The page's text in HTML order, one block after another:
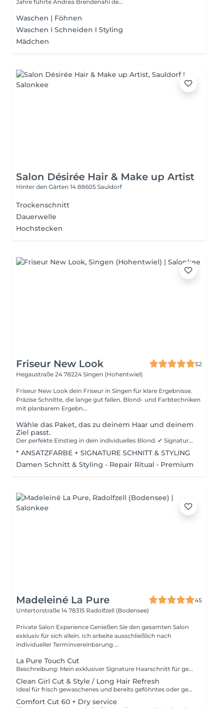
Jahre führte Andrea Brendenahl de...
Waschen | Föhnen
Waschen I Schneiden I Styling
Mädchen
Salon Désirée Hair & Make up Artist
Hinter den Gärten 14 88605 Sauldorf
Trockenschnitt
Dauerwelle
Hochstecken
Friseur New Look
52
Hegaustraße 24 78224 Singen (Hohentwiel)
Friseur New Look dein Friseur in Singen für klare Ergebnisse.
Präzise Schnitte, die lange gut fallen. Blond- und Farbtechniken
mit planbarem Ergebn...
Wähle das Paket, das zu deinem Haar und deinem
Ziel passt.
Der perfekte Einstieg in dein individuelles Blond. ✔ Signature Blond Transformation Du möchtest ein natürliches, hochwertiges Blond – ohne Risiko für dein Haar? In diesem Paket entwickeln wir gemeinsam deinen individuellen Blond-Look, abgestimmt auf deine Haarstruktur, deinen Stil und dein Ziel. ✔ Individuelle Beratung & klare Strategie ✔ Natürlich wirkende Balayage für weiche Übergänge ✔ Veredelung für ein harmonisches Blond ✔ Schutz & Pflege für gesundes Haargefühl ✔ Haarschnitt & Styling für ein stimmiges Gesamtbild Ergebnis: Ein Blond, das zu dir passt – gepflegt aussieht und sich natürlich anfühlt. Für dich, wenn du ein sicheres, schönes Blond möchtest. ✔ Mehr Präzision. Mehr Detail. Noch saubereres Ergebnis. ✔ Alles aus Transformation ✔ Erweiterte Schnittveredelung ✔ Mehr Zeit für Feinarbeiten ✔ Langanhaltenderes Styling-Finish Für dich, wenn du Wert auf Perfektion im Detail legst. ✔ Das komplette Erlebnis – maximale Qualität & Haargefühl. ✔ Alles aus Transformation PLUS ✔ Intensiv-Aufbaupflege für maximale Haargesundheit ✔ Noch mehr Zeit & individuelle Anpassung ✔ Premium Finish mit längerer Haltbarkeit ✔ Individueller Pflegeplan für zuhause Für dich, wenn du das Beste Ergebnis UND das beste Gefühl willst. ⸻ WICHTIG: Der finale Preis richtet sich nach Haarlänge, Dichte und Aufwand. Wir beraten dich ehrlich und individuell vor jeder Behandlung. ⸻ DEIN ERGEBNIS: Ein Blond, das zu dir passt – natürlich, hochwertig und gesund.
* ANSATZFARBE + SIGNATURE SCHNITT & STYLING
Damen Schnitt & Styling - Repair Ritual - Premium
Madeleiné La Pure
45
Untertorstraße 14 78315 Radolfzell (Bodensee)
Private Salon Experience Genießen Sie den gesamten Salon
exklusiv für sich allein. Ich arbeite ausschließlich nach
individueller Terminvereinbarung ...
La Pure Touch Cut
Beschreibung: Mein exklusiver Signature Haarschnitt für gesund aussehende, fließende Haarlängen. Inklusive Haarwäsche, Kopfhautmassage, individuelle Beratung, Strukturveredelung, Spitzenschnitt, Formkorrektur und luxuriösem Finish.
Clean Girl Cut & Style / Long Hair Refresh
Ideal für frisch gewaschenes und bereits geföhntes oder geglättetes Haar. Dieser Service beinhaltet einen präzisen Spitzenschnitt, eine sanfte Formkorrektur sowie ein professionelles Finish. Bitte buchen Sie diese Dienstleistung nur, wenn Ihre Haare am selben Tag gewaschen wurden
Comfort Cut 60 + Dry service